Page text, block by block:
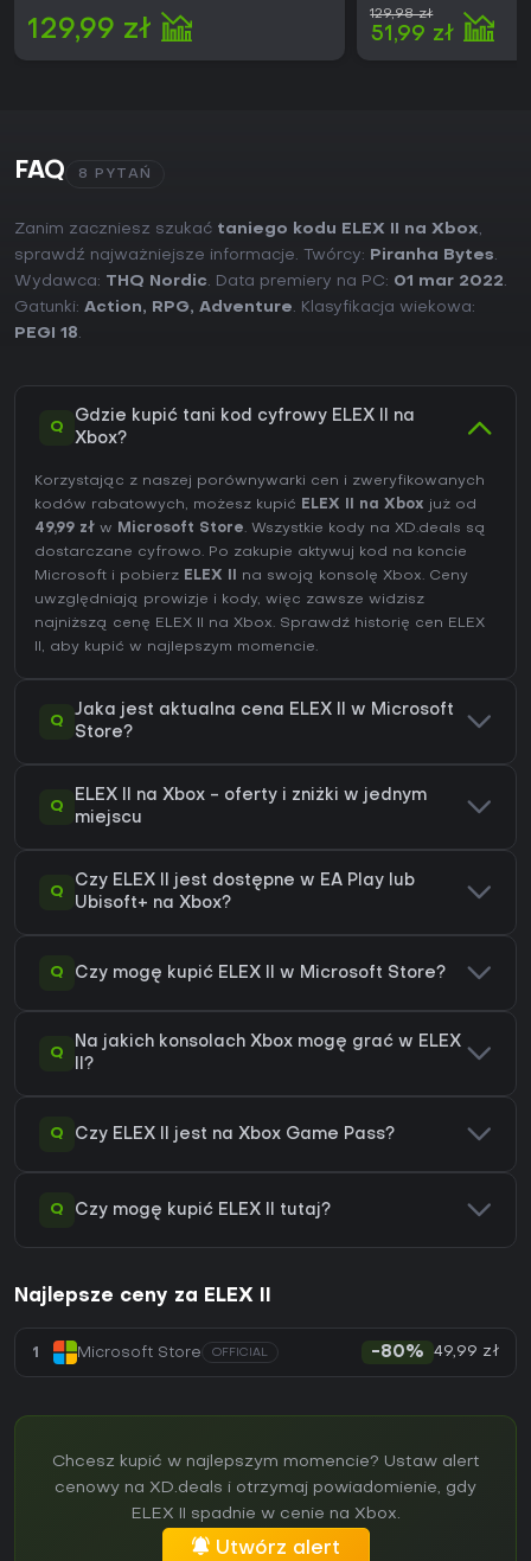
129,99 zł
129,98 zł
51,99 zł
FAQ 8 PYTAŃ
Zanim zaczniesz szukać taniego kodu ELEX II na Xbox,
sprawdź najważniejsze informacje. Twórcy:
Piranha Bytes.
Wydawca: THQ Nordic. Data premiery na PC: 01 mar 2022.
Gatunki: Action, RPG, Adventure. Klasyfikacja wiekowa:
PEGI 18.
Q
Gdzie kupić tani kod cyfrowy ELEX II na
Xbox?
Korzystając z naszej porównywarki cen i zweryfikowanych
kodów rabatowych, możesz kupić ELEX II na Xbox już od
49,99 zł w Microsoft Store. Wszystkie kody na XD.deals są
dostarczane cyfrowo. Po zakupie aktywuj kod na koncie
Microsoft i pobierz ELEX II na swoją konsolę Xbox. Ceny
uwzględniają prowizje i kody, więc zawsze widzisz
najniższą cenę ELEX II na Xbox. Sprawdź historię cen ELEX
II, aby kupić w najlepszym momencie.
Q
Jaka jest aktualna cena ELEX II w Microsoft
Store?
Q
ELEX II na Xbox - oferty i zniżki w jednym
miejscu
Q
Czy ELEX II jest dostępne w EA Play lub
Ubisoft+ na Xbox?
Q Czy mogę kupić ELEX II w Microsoft Store?
Q
Na jakich konsolach Xbox mogę grać w ELEX
II?
Q Czy ELEX II jest na Xbox Game Pass?
Q Czy mogę kupić ELEX II tutaj?
Najlepsze ceny za ELEX II
1 Microsoft Store OFFICIAL -80% 49,99 zł
Chcesz kupić w najlepszym momencie? Ustaw alert
cenowy na XD.deals i otrzymaj powiadomienie, gdy
ELEX II spadnie w cenie na Xbox.
Utwórz alert